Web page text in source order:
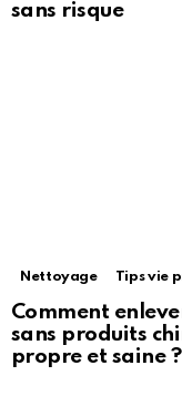
sans risque
Nettoyage Tips vie
Comment
sans produits
propre et saine ?